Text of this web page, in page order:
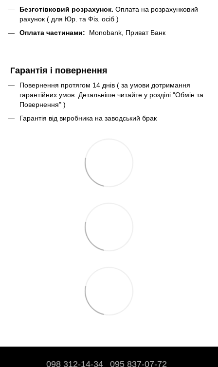
Безготівковий розрахунок. Оплата на розрахунковий
рахунок ( для Юр. та Фіз. осіб )
Оплата частинами: Monobank, Приват Банк
Гарантія і повернення
Повернення протягом 14 днів ( за умови дотримання
гарантійних умов. Детальніше читайте у розділі "Обмін та
Повернення" )
Гарантія від виробника на заводський брак
098 312-14-34 095 837-07-72